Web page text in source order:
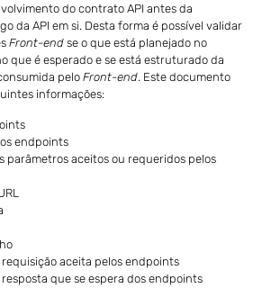
do contrato API antes da
da API em si. Desta forma é possível validar
Front-end se o que está planejado no
que é esperado e se está estruturado da
pelo Front-end. Este documento
informações:
endpoints
parâmetros aceitos ou requeridos pelos
aceita pelos endpoints
que se espera dos endpoints